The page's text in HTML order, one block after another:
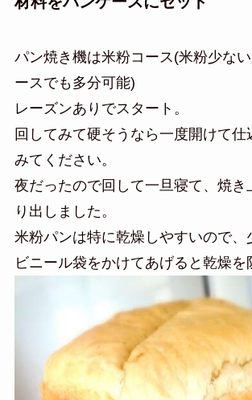
パン焼き機は米粉コース(米粉少な
ースでも多分可能)
レーズンありでスタート。
回してみて硬そうなら一度開けて仕
みてください。
夜だったので回して一旦寝て、焼き
り出しました。
米粉パンは特に乾燥しやすいので、
ビニール袋をかけてあげると乾燥を